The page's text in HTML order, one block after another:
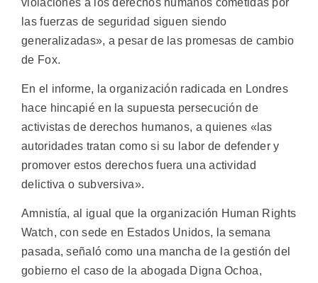
las fuerzas de seguridad siguen siendo
generalizadas», a pesar de las promesas de cambio
de Fox.
En el informe, la organización radicada en Londres
hace hincapié en la supuesta persecución de
activistas de derechos humanos, a quienes «las
autoridades tratan como si su labor de defender y
promover estos derechos fuera una actividad
delictiva o subversiva».
Amnistía, al igual que la organización Human Rights
Watch, con sede en Estados Unidos, la semana
pasada, señaló como una mancha de la gestión del
gobierno el caso de la abogada Digna Ochoa,